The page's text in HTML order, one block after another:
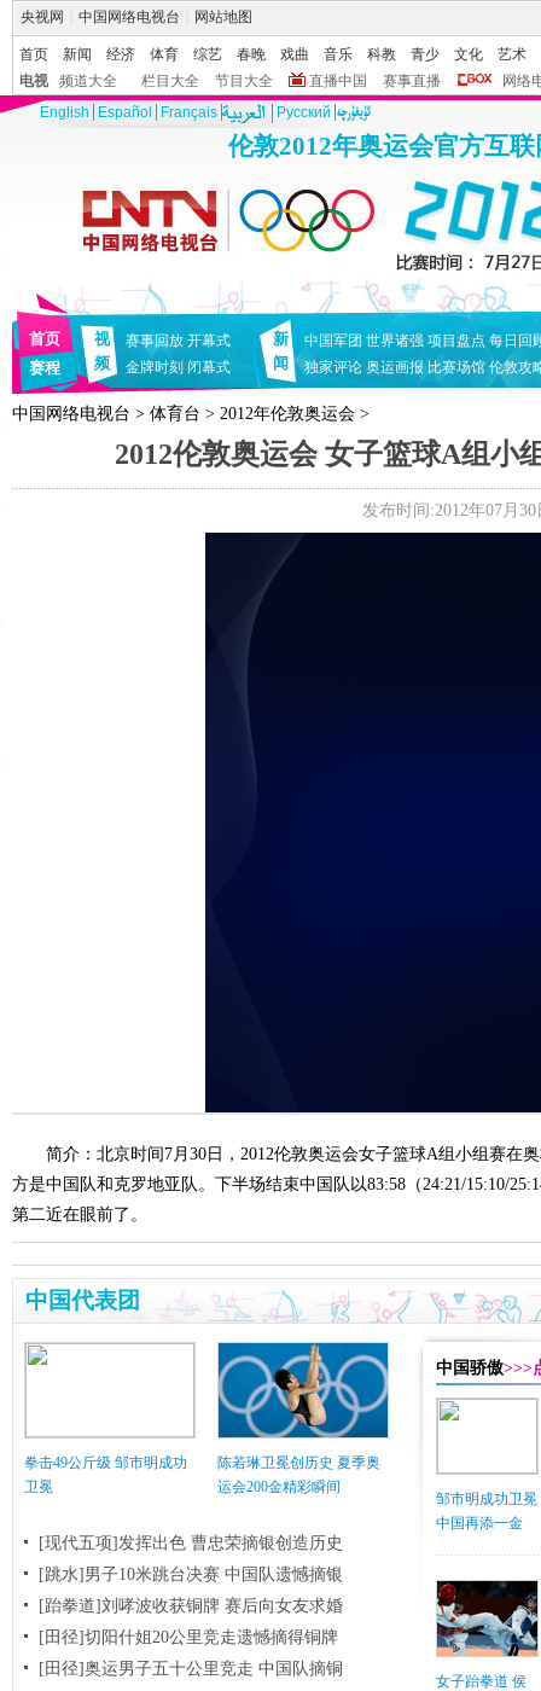
央视网 中国网络电视台 网站地图
首页 新闻 经济 体育 综艺 春晚 戏曲 音乐 科教 青少 文化
艺术
电视
频道大全 栏目大全 节目大全 直播中国 赛事直播
网络
English
Español Français Pусский
伦敦2012年奥运会官方互
首页
赛程
视
频
赛事回放 开幕式
金牌时刻 闭幕式
新
闻
中国军团 世界诸强 项目盘点 每日回
独家评论 奥运画报 比赛场馆 伦敦攻
中国网络电视台 > 体育台 > 2012年伦敦奥运会 >
2012伦敦奥运会 女子篮球A组小
发布时间:2012年07月
简介：北京时间7月30日，2012伦敦奥运会女子篮球A组小组赛在
方是中国队和克罗地亚队。下半场结束中国队以83:58（24:21/15:10/
第二近在眼前了。
中国代表团
拳击49公斤级 邹市明成功
卫冕
陈若琳卫冕创历史 夏季奥
运会200金精彩瞬间
[现代五项]发挥出色 曹忠荣摘银创造历史
[跳水]男子10米跳台决赛 中国队遗憾摘银
[跆拳道]刘哮波收获铜牌 赛后向女友求婚
[田径]切阳什姐20公里竞走遗憾摘得铜牌
[田径]奥运男子五十公里竞走 中国队摘铜
中国骄傲>>>
邹市明成功卫冕
中国再添一金
女子跆拳道 侯